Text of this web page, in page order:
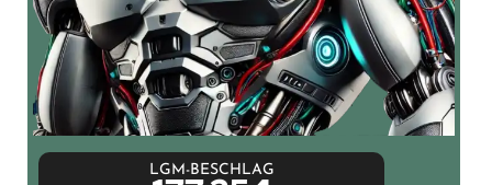
LGM-BESCHLAG